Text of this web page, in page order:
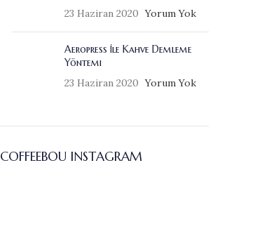
23 Haziran 2020 Yorum Yok
Aeropress İle Kahve Demleme
Yöntemi
23 Haziran 2020 Yorum Yok
COFFEEBOU INSTAGRAM